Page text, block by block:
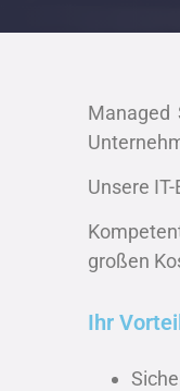
Managed
Unsere
großen
Ihr